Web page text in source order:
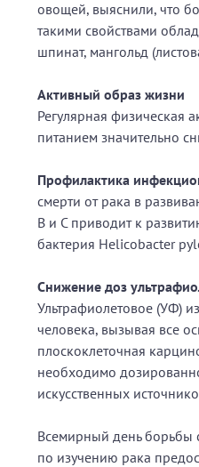
овощей, выяснили, что
такими свойствами
шпинат, мангольд
Активный образ жизни
Регулярная физическая
питанием значительно
Профилактика
смерти от рака в
В и С приводит к
бактерия Helicobacter
Снижение доз
Ультрафиолетовое (УФ)
человека, вызывая все
плоскоклеточная
необходимо
искусственных
Всемирный день борьбы
по изучению рака